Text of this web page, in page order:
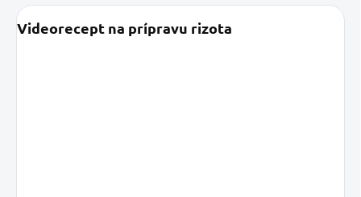
Videorecept na prípravu rizota